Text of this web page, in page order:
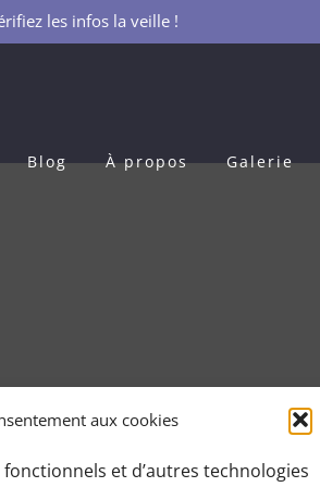
les infos la veille !
aux cookies
et d’autres technologies
Blog À propos Galerie